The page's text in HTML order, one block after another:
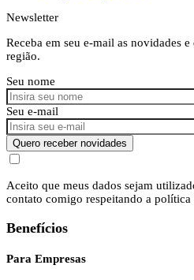
Newsletter
Receba em seu e-mail as novidades
região.
Seu nome
Seu e-mail
Quero receber novidades
Aceito que meus dados sejam
contato comigo respeitando a política
Benefícios
Para Empresas